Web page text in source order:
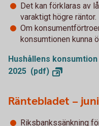
Det kan förklaras av
varaktigt högre räntor.
Om
konsumtionen kunna
Hushållens
2025 (pdf)
Räntebladet –
Riksbankssänkning